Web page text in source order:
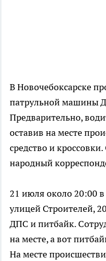
В Новочебоксарске
патрульной машины
Предварительно,
оставив на месте
средство и
народный
21 июля около 20:00
улицей Строителей,
ДПС и питбайк.
на месте, а вот
На месте